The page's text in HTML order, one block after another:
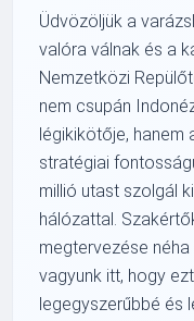
Üdvözöljük a
valóra válnak és a
Nemzetközi
nem csupán
légikikötője, hanem
stratégiai
millió utast szolgál
hálózattal.
megtervezése
vagyunk itt, hogy
legegyszerűbbé és